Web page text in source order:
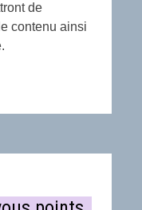
de
contenu ainsi